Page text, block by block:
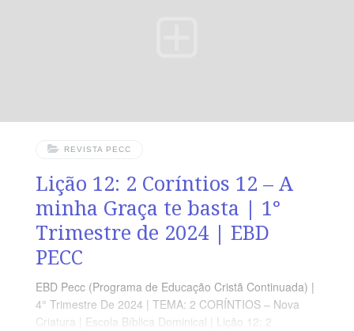
REVISTA PECC
Lição 12: 2 Coríntios 12 – A
minha Graça te basta | 1°
Trimestre de 2024 | EBD
PECC
EBD Pecc (Programa de Educação Cristã Continuada) |
4° Trimestre De 2024 | TEMA: 2 CORÍNTIOS – Nova
Criatura | Escola Bíblica Dominical | Lição 12: 2